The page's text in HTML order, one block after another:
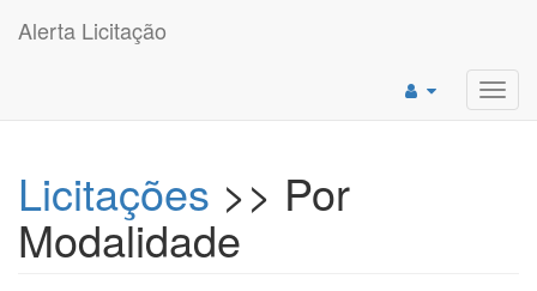
Alerta Licitação
Licitações >> Por
Modalidade